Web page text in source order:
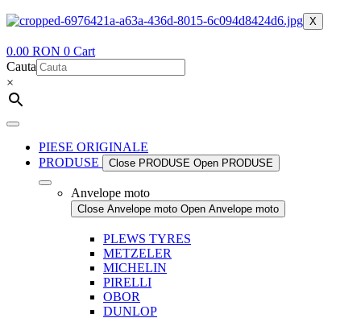
X
0.00 RON 0 Cart
Cauta
×
PIESE ORIGINALE
PRODUSE
Close PRODUSE Open PRODUSE
Anvelope moto
Close Anvelope moto Open Anvelope moto
PLEWS TYRES
METZELER
MICHELIN
PIRELLI
OBOR
DUNLOP